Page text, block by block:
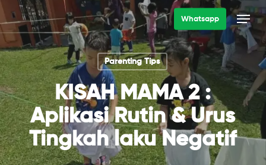
Skip
to
main
content
Whatsapp
Menu
Parenting Tips
KISAH MAMA 2 :
Aplikasi Rutin & Urus
Tingkah laku Negatif